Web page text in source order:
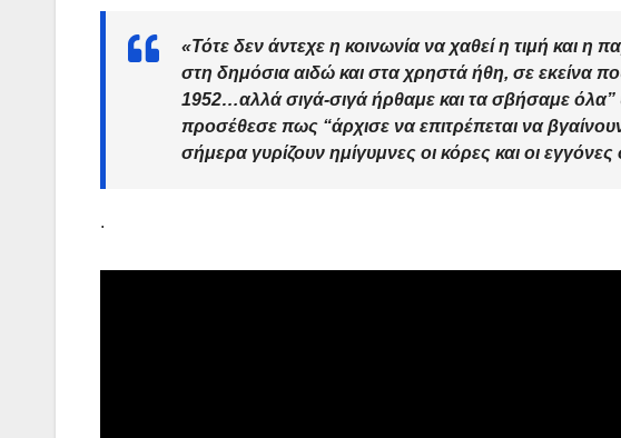
«Τότε δεν άντεχε η κοινωνία να χαθεί η τιμή και η
στη δημόσια αιδώ και στα χρηστά ήθη, σε εκείνα
1952…αλλά σιγά-σιγά ήρθαμε και τα σβήσαμε όλα”
προσέθεσε πως “άρχισε να επιτρέπεται να
σήμερα γυρίζουν ημίγυμνες οι κόρες και οι
.